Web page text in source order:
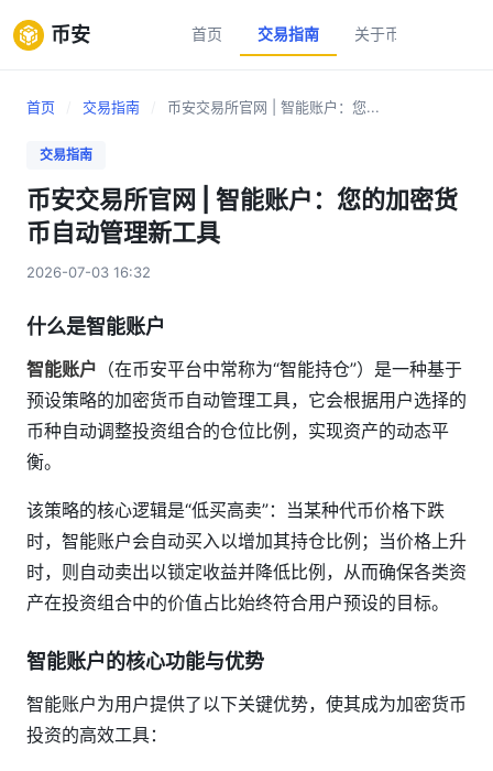
币安 首页 交易指南 关于币安
首页 交易指南 币安交易所官网 | 智能账户：您...
交易指南
币安交易所官网 | 智能账户：您的加密货
币自动管理新工具
2026-07-03 16:32
什么是智能账户
智能账户 （在币安平台中常称为“智能持仓”）是一种基于
预设策略的加密货币自动管理工具，它会根据用户选择的
币种自动调整投资组合的仓位比例，实现资产的动态平
衡。
该策略的核心逻辑是“低买高卖”：当某种代币价格下跌
时，智能账户会自动买入以增加其持仓比例；当价格上升
时，则自动卖出以锁定收益并降低比例，从而确保各类资
产在投资组合中的价值占比始终符合用户预设的目标。
智能账户的核心功能与优势
智能账户为用户提供了以下关键优势，使其成为加密货币
投资的高效工具：